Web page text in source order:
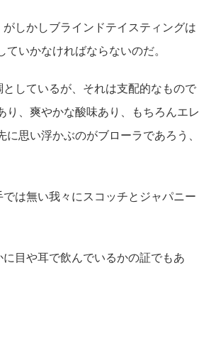
しかしブラインドテイスティングは
いかなければならないのだ。
しているが、それは支配的なもので
、爽やかな酸味あり、もちろんエレ
思い浮かぶのがブローラであろう、
は無い我々にスコッチとジャパニー
目や耳で飲んでいるかの証でもあ